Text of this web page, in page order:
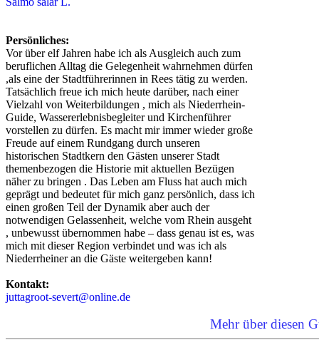
Persönliches:
Vor über elf Jahren habe ich als Ausgleich auch zum
beruflichen Alltag die Gelegenheit wahrnehmen dürfen
,als eine der Stadtführerinnen in Rees tätig zu werden.
Tatsächlich freue ich mich heute darüber, nach einer
Vielzahl von Weiterbildungen , mich als Niederrhein-
Guide, Wassererlebnisbegleiter und Kirchenführer
vorstellen zu dürfen. Es macht mir immer wieder große
Freude auf einem Rundgang durch unseren
historischen Stadtkern den Gästen unserer Stadt
themenbezogen die Historie mit aktuellen Bezügen
näher zu bringen . Das Leben am Fluss hat auch mich
geprägt und bedeutet für mich ganz persönlich, dass ich
einen großen Teil der Dynamik aber auch der
notwendigen Gelassenheit, welche vom Rhein ausgeht
, unbewusst übernommen habe – dass genau ist es, was
mich mit dieser Region verbindet und was ich als
Niederrheiner an die Gäste weitergeben kann!
Kontakt:
juttagroot-severt@online.de
Mehr über diesen